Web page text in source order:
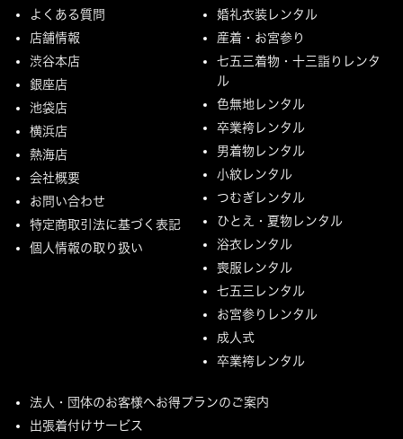
よくある質問
店舗情報
渋谷本店
銀座店
池袋店
横浜店
熱海店
会社概要
お問い合わせ
特定商取引法に基づく表記
個人情報の取り扱い
婚礼衣装レンタル
産着・お宮参り
七五三着物・十三詣りレンタ
ル
色無地レンタル
卒業袴レンタル
男着物レンタル
小紋レンタル
つむぎレンタル
ひとえ・夏物レンタル
浴衣レンタル
喪服レンタル
七五三レンタル
お宮参りレンタル
成人式
卒業袴レンタル
法人・団体のお客様へお得プランのご案内
出張着付けサービス